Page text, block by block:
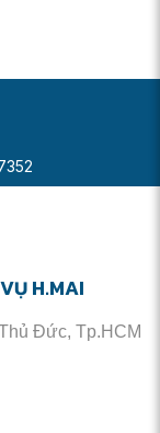
H.MAI
Đức, Tp.HCM